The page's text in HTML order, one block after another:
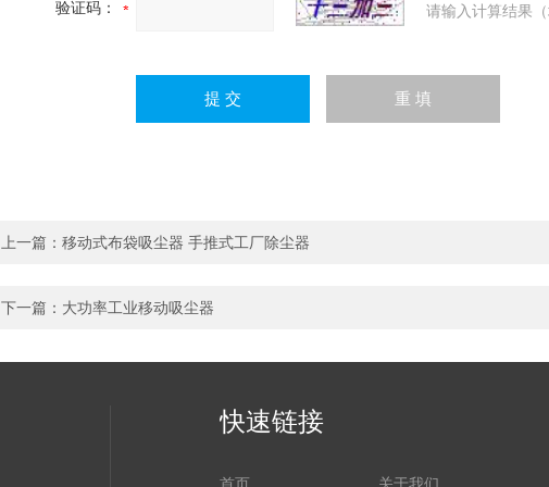
验证码： 请输入计算结果
上一篇： 移动式布袋吸尘器 手推式工厂除尘器
下一篇： 大功率工业移动吸尘器
快速链接